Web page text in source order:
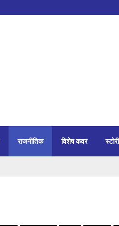
राजनीतिक विशेष कवर स्टोरी